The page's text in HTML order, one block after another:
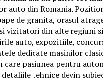
auto din Romania.
de granita, orasul
vizitatori din alte regiuni
auto, expozitiile,
dedicate masinilor
care pasiunea pentru
tehnice devin